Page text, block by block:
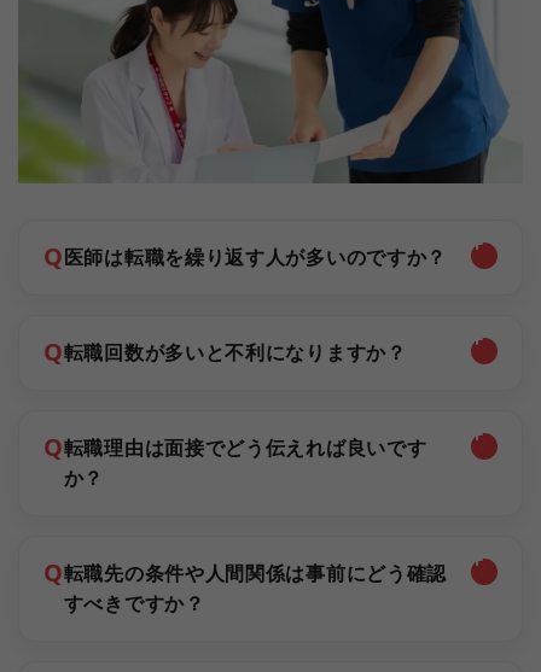
Q医師は転職を繰り返す人が多いのですか？
Q転職回数が多いと不利になりますか？
Q転職理由は面接でどう伝えれば良いです
か？
Q転職先の条件や人間関係は事前にどう確認
すべきですか？